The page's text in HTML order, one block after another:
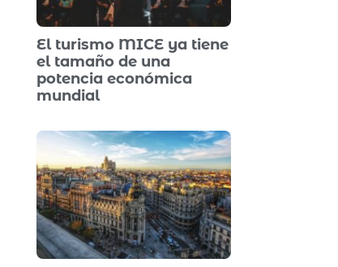
El turismo MICE ya tiene
el tamaño de una
potencia económica
mundial